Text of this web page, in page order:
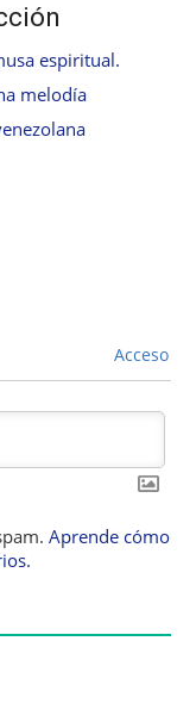
espiritual.
melodía
Acceso
Aprende cómo